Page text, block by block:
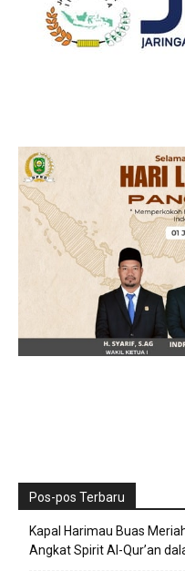
Pos-pos Terbaru
Kapal Harimau Buas
Angkat Spirit Al-Qur’an